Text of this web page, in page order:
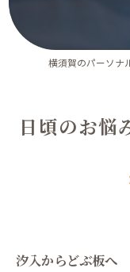
日頃のお悩
汐入からどぶ板へ